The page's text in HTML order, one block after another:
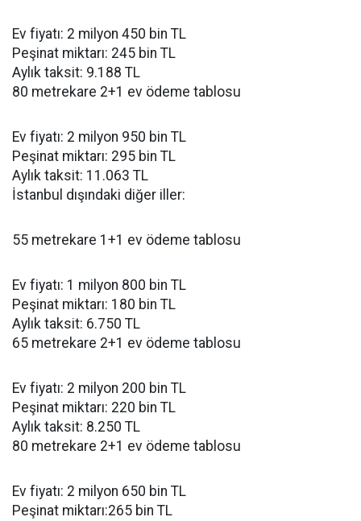
Ev fiyatı: 2 milyon 450 bin TL
Peşinat miktarı: 245 bin TL
Aylık taksit: 9.188 TL
80 metrekare 2+1 ev ödeme tablosu
Ev fiyatı: 2 milyon 950 bin TL
Peşinat miktarı: 295 bin TL
Aylık taksit: 11.063 TL
İstanbul dışındaki diğer iller:
55 metrekare 1+1 ev ödeme tablosu
Ev fiyatı: 1 milyon 800 bin TL
Peşinat miktarı: 180 bin TL
Aylık taksit: 6.750 TL
65 metrekare 2+1 ev ödeme tablosu
Ev fiyatı: 2 milyon 200 bin TL
Peşinat miktarı: 220 bin TL
Aylık taksit: 8.250 TL
80 metrekare 2+1 ev ödeme tablosu
Ev fiyatı: 2 milyon 650 bin TL
Peşinat miktarı:265 bin TL